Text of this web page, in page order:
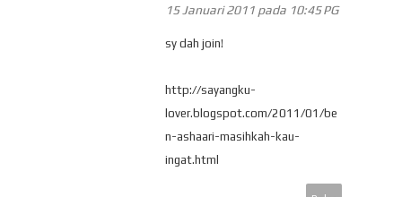
15 Januari 2011 pada 10:45 PG
sy dah join!
http://sayangku-
lover.blogspot.com/2011/01/be
n-ashaari-masihkah-kau-
ingat.html